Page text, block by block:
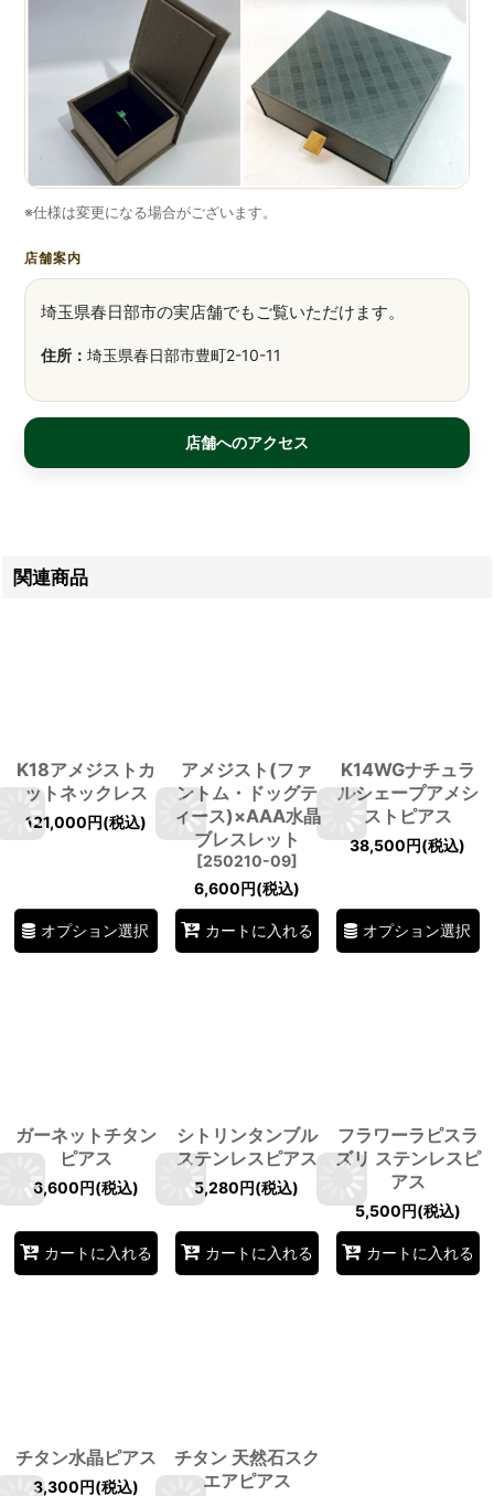
※仕様は変更になる場合がございます。
店舗案内
埼玉県春日部市の実店舗でもご覧いただけます。
住所： 埼玉県春日部市豊町2-10-11
店舗へのアクセス
関連商品
K18アメジストカ
ットネックレス
121,000円(税込)
オプション選択
アメジスト(ファ
ントム・ドッグテ
ィース)×AAA水晶
ブレスレット
[250210-09]
6,600円(税込)
カートに入れる
K14WGナチュラ
ルシェープアメシ
ストピアス
38,500円(税込)
オプション選択
ガーネットチタン
ピアス
6,600円(税込)
カートに入れる
シトリンタンブル
ステンレスピアス
5,280円(税込)
カートに入れる
フラワーラピスラ
ズリ ステンレスピ
アス
5,500円(税込)
カートに入れる
チタン水晶ピアス
3,300円(税込)
チタン 天然石スク
エアピアス